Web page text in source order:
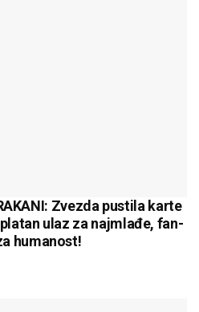
Zvezda pustila karte
ulaz za najmlađe, fan-
humanost!